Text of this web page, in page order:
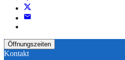
Öffnungszeiten
Kontakt